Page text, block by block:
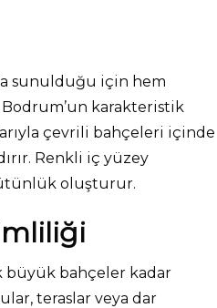
sunulduğu için hem
karakteristik
çevrili bahçeleri içinde
Renkli iç yüzey
oluşturur.
büyük bahçeler kadar
teraslar veya dar